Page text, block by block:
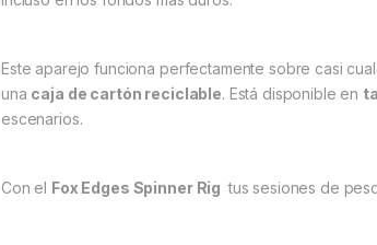
Este aparejo funciona perfectamente sobre casi
una caja de cartón reciclable. Está disponible en
escenarios.
Con el Fox Edges Spinner Rig tus sesiones de